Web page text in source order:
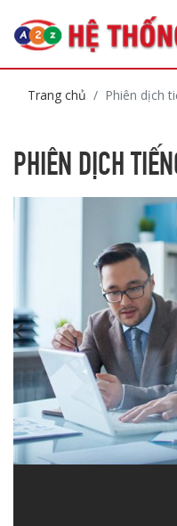
Trang chủ Phiên dịch
PHIÊN DỊCH